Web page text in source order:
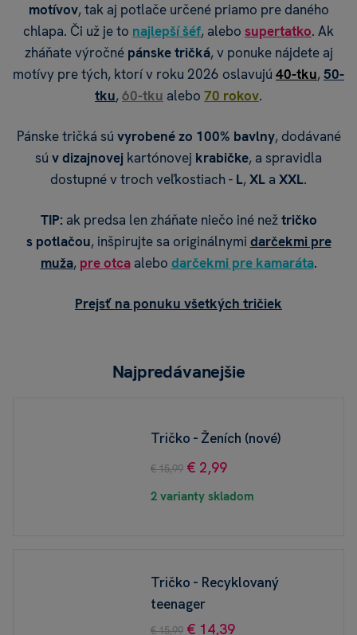
motívov, tak aj potlače určené priamo pre daného
chlapa. Či už je to najlepší šéf, alebo supertatko. Ak
zháňate výročné pánske tričká, v ponuke nájdete aj
motívy pre tých, ktorí v roku 2026 oslavujú 40-tku,50-
tku,60-tku alebo 70 rokov.
Pánske tričká sú vyrobené zo 100% bavlny, dodávané
sú v dizajnovej kartónovej krabičke, a spravidla
dostupné v troch veľkostiach - L,XL a XXL.
TIP: ak predsa len zháňate niečo iné nežtričko
s potlačou, inšpirujte sa originálnymi darčekmi pre
muža, preotcaalebo darčekmi pre kamaráta.
Prejsť na ponuku všetkých tričiek
Najpredávanejšie
Tričko - Ženích (nové)
2 varianty skladom
€ 15,99 € 2,99
Tričko - Recyklovaný
teenager
€ 15,99 € 14,39